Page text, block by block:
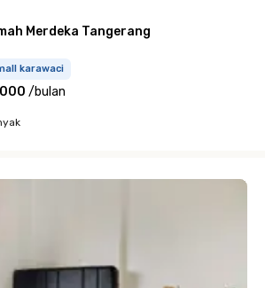
Merdeka Tangerang
karawaci
/bulan